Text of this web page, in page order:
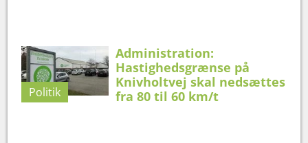
Politik
Administration:
Hastighedsgrænse på
Knivholtvej skal nedsættes
fra 80 til 60 km/t